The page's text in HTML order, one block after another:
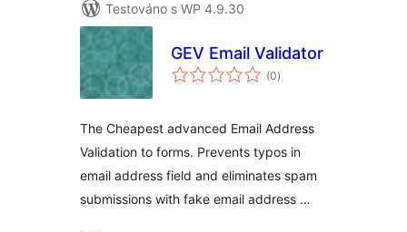
Testováno s WP 4.9.30
GEV Email Validator
(0celkové
hodnocení
)
The Cheapest advanced Email Address
Validation to forms. Prevents typos in
email address field and eliminates spam
submissions with fake email address …